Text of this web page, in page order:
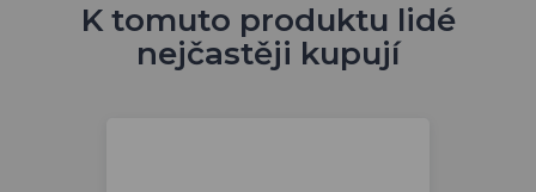
K tomuto produktu lidé
nejčastěji kupují